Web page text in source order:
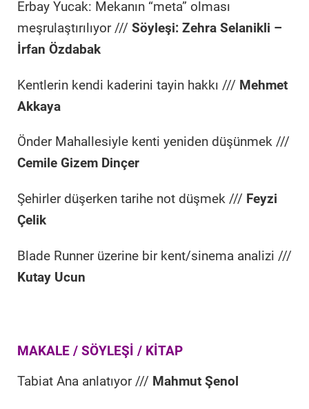
Erbay Yucak: Mekanın “meta” olması
meşrulaştırılıyor /// Söyleşi: Zehra Selanikli –
İrfan Özdabak
Kentlerin kendi kaderini tayin hakkı /// Mehmet
Akkaya
Önder Mahallesiyle kenti yeniden düşünmek ///
Cemile Gizem Dinçer
Şehirler düşerken tarihe not düşmek /// Feyzi
Çelik
Blade Runner üzerine bir kent/sinema analizi ///
Kutay Ucun
MAKALE / SÖYLEŞİ / KİTAP
Tabiat Ana anlatıyor /// Mahmut Şenol